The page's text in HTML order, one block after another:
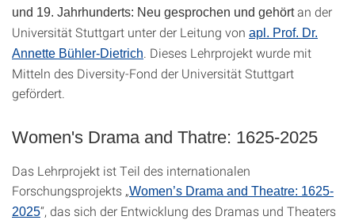
und 19. Jahrhunderts: Neu gesprochen und gehörtan der
Universität Stuttgart unter der Leitung von apl. Prof. Dr.
Annette Bühler-Dietrich . Dieses Lehrprojekt wurde mit
Mitteln des Diversity-Fond der Universität Stuttgart
gefördert.
Women's Drama and Thatre: 1625-2025
Das Lehrprojekt ist Teil des internationalen
Forschungsprojekts „Women’s Drama and Theatre: 1625-
2025“, das sich der Entwicklung des Dramas und Theaters